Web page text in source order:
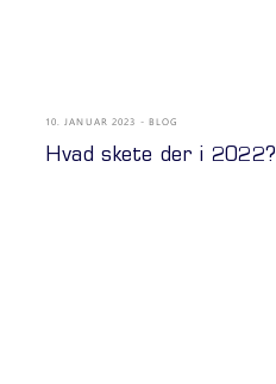
10. JANUAR 2023 BLOG
Hvad skete der i 2022?